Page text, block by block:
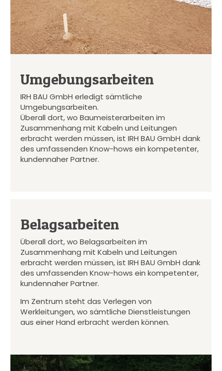
Umgebungsarbeiten
IRH BAU GmbH erledigt sämtliche
Umgebungsarbeiten.
Überall dort, wo Baumeisterarbeiten im
Zusammenhang mit Kabeln und Leitungen
erbracht werden müssen, ist IRH BAU GmbH dank
des umfassenden Know-hows ein kompetenter,
kundennaher Partner.
Belagsarbeiten
Überall dort, wo Belagsarbeiten im
Zusammenhang mit Kabeln und Leitungen
erbracht werden müssen, ist IRH BAU GmbH dank
des umfassenden Know-hows ein kompetenter,
kundennaher Partner.
Im Zentrum steht das Verlegen von
Werkleitungen, wo sämtliche Dienstleistungen
aus einer Hand erbracht werden können.